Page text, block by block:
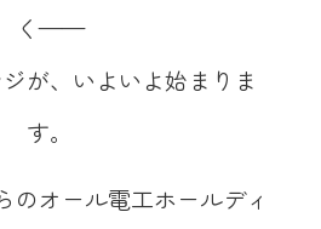
く——
が、いよいよ始まりま
す。
のオール電工ホールディ